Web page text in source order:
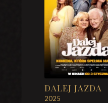
DALEJ JAZDA
2025